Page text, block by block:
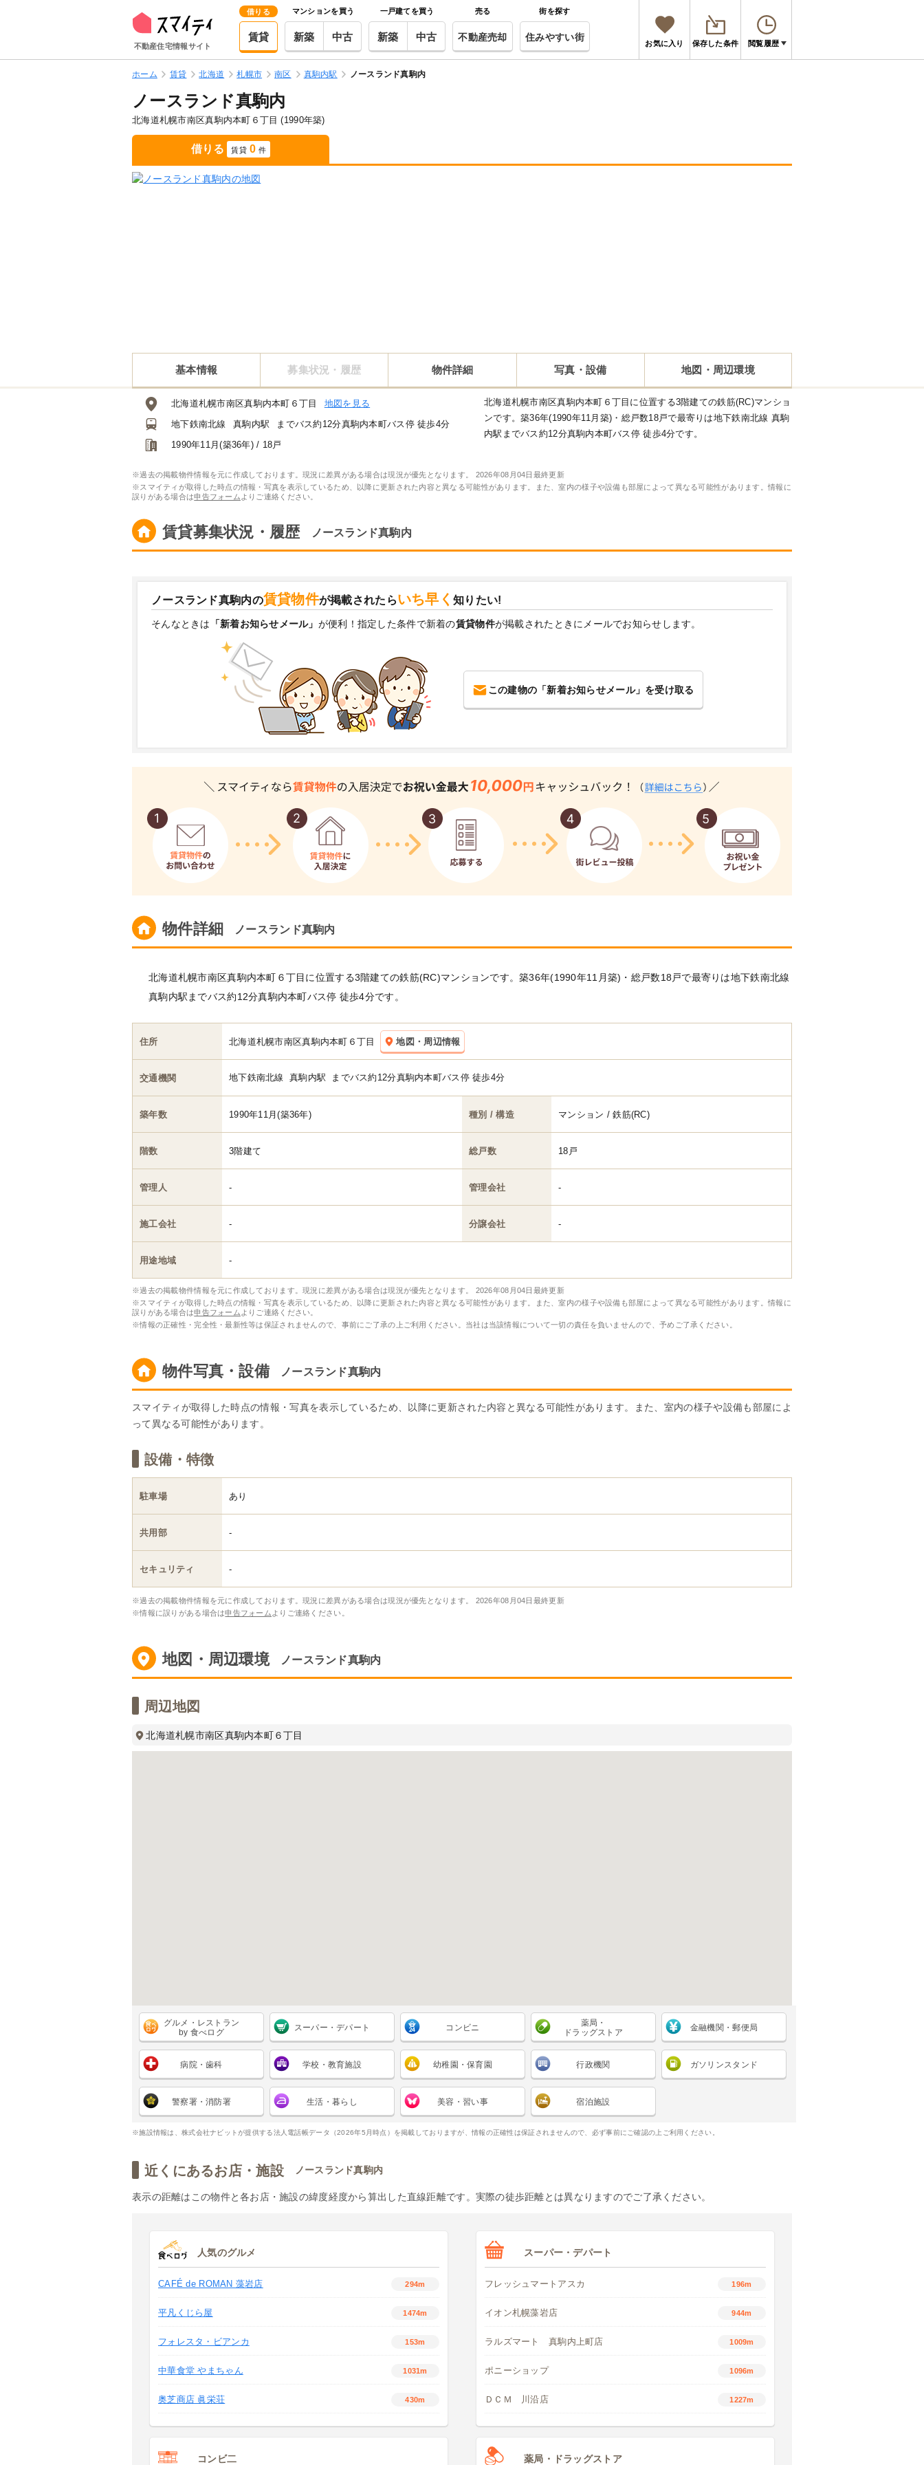
不動産住宅情報サイト
借りる
賃貸
マンションを買う
新築 中古
一戸建てを買う
新築 中古
売る
不動産売却
街を探す
住みやすい街
お気に入り 保存した条件 閲覧履歴
ホーム 賃貸 北海道 札幌市 南区 真駒内駅 ノースランド真駒内
ノースランド真駒内
北海道札幌市南区真駒内本町６丁目 (1990年築)
借りる 賃貸 0 件
基本情報 募集状況・履歴 物件詳細 写真・設備 地図・周辺環境
北海道札幌市南区真駒内本町６丁目
地図を見る
地下鉄南北線
真駒内駅
までバス約12分真駒内本町バス停 徒歩4分
1990年11月(築36年) / 18戸
北海道札幌市南区真駒内本町６丁目に位置する3階建ての鉄筋(RC)マンショ
ンです。築36年(1990年11月築)・総戸数18戸で最寄りは地下鉄南北線 真駒
内駅までバス約12分真駒内本町バス停 徒歩4分です。
※過去の掲載物件情報を元に作成しております。現況に差異がある場合は現況が優先となります。 2026年08月04日最終更新
※スマイティが取得した時点の情報・写真を表示しているため、以降に更新された内容と異なる可能性があります。また、室内の様子や設備も部屋によって異なる可能性があります。情報に
誤りがある場合は申告フォーム よりご連絡ください。
賃貸募集状況・履歴 ノースランド真駒内
ノースランド真駒内の賃貸物件が掲載されたらいち早く知りたい!
そんなときは 「新着お知らせメール」 が便利！指定した条件で新着の賃貸物件が掲載されたときにメールでお知らせします。
この建物の「新着お知らせメール」を受け取る
物件詳細 ノースランド真駒内
北海道札幌市南区真駒内本町６丁目に位置する3階建ての鉄筋(RC)マンションです。築36年(1990年11月築)・総戸数18戸で最寄りは地下鉄南北線
真駒内駅までバス約12分真駒内本町バス停 徒歩4分です。
住所 北海道札幌市南区真駒内本町６丁目 地図・周辺情報
交通機関 地下鉄南北線 真駒内駅 までバス約12分真駒内本町バス停 徒歩4分
築年数 1990年11月(築36年) 種別 / 構造 マンション / 鉄筋(RC)
階数 3階建て 総戸数 18戸
管理人 - 管理会社 -
施工会社 - 分譲会社 -
用途地域 -
※過去の掲載物件情報を元に作成しております。現況に差異がある場合は現況が優先となります。 2026年08月04日最終更新
※スマイティが取得した時点の情報・写真を表示しているため、以降に更新された内容と異なる可能性があります。また、室内の様子や設備も部屋によって異なる可能性があります。情報に
誤りがある場合は申告フォーム よりご連絡ください。
※情報の正確性・完全性・最新性等は保証されませんので、事前にご了承の上ご利用ください。当社は当該情報について一切の責任を負いませんので、予めご了承ください。
物件写真・設備 ノースランド真駒内
スマイティが取得した時点の情報・写真を表示しているため、以降に更新された内容と異なる可能性があります。また、室内の様子や設備も部屋によ
って異なる可能性があります。
設備・特徴
駐車場 あり
共用部 -
セキュリティ -
※過去の掲載物件情報を元に作成しております。現況に差異がある場合は現況が優先となります。 2026年08月04日最終更新
※情報に誤りがある場合は申告フォーム よりご連絡ください。
地図・周辺環境 ノースランド真駒内
周辺地図
北海道札幌市南区真駒内本町６丁目
グルメ・レストラン
by 食べログ
スーパー・デパート コンビニ
薬局・
ドラッグストア
金融機関・郵便局
病院・歯科 学校・教育施設 幼稚園・保育園 行政機関 ガソリンスタンド
警察署・消防署 生活・暮らし 美容・習い事 宿泊施設
※施設情報は、株式会社ナビットが提供する法人電話帳データ（2026年5月時点）を掲載しておりますが、情報の正確性は保証されませんので、必ず事前にご確認の上ご利用ください。
近くにあるお店・施設 ノースランド真駒内
表示の距離はこの物件と各お店・施設の緯度経度から算出した直線距離です。実際の徒歩距離とは異なりますのでご了承ください。
人気のグルメ
CAFÉ de ROMAN 藻岩店 294m
平凡くじら屋 1474m
フォレスタ・ビアンカ 153m
中華食堂 やまちゃん 1031m
奥芝商店 眞栄荘 430m
スーパー・デパート
フレッシュマートアスカ 196m
イオン札幌藻岩店 944m
ラルズマート 真駒内上町店 1009m
ポニーショップ 1096m
ＤＣＭ 川沿店 1227m
コンビ二 薬局・ドラッグストア